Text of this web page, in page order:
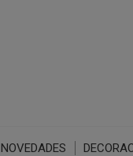
NOVEDADES